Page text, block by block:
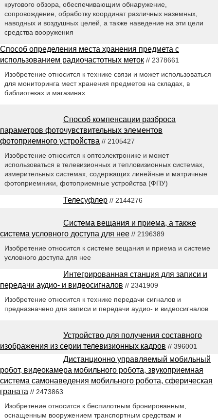
кругового обзора, обеспечивающим обнаружение,
сопровождение, обработку координат различных наземных,
наводных и воздушных целей, а также наведение на эти цели
средства вооружения
Способ определения места хранения предмета с
использованием радиочастотных меток // 2378661
Изобретение относится к технике связи и может использоваться
для мониторинга мест хранения предметов на складах, в
библиотеках и магазинах
Способ компенсации разброса
параметров фоточувствительных элементов
фотоприемного устройства // 2105427
Изобретение относится к оптоэлектронике и может
использоваться в телевизионных и тепловизионных системах,
измерительных системах, содержащих линейные и матричные
фотоприемники, фотоприемные устройства (ФПУ)
Телесуфлер // 2144276
Система вещания и приема, а также
система условного доступа для нее // 2196389
Изобретение относится к системе вещания и приема и системе
условного доступа для нее
Интегрированная станция для записи и
передачи аудио- и видеосигналов // 2341909
Изобретение относится к технике передачи сигналов и
предназначено для записи и передачи аудио- и видеосигналов
Устройство для получения составного
изображения из серии телевизионных кадров // 396001
Дистанционно управляемый мобильный
робот, видеокамера мобильного робота, звукоприемная
система самонаведения мобильного робота, сферическая
граната // 2473863
Изобретение относится к беспилотным бронированным,
оснащенным вооружением транспортным средствам и